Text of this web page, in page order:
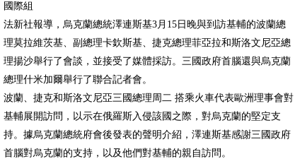
國際組
法新社報導，烏克蘭總統澤連斯基3月15日晚與到訪基輔的波蘭總
理莫拉維茨基、副總理卡欽斯基、捷克總理菲亞拉和斯洛文尼亞總
理揚沙舉行了會談，並接受了媒體採訪。三國政府首腦還與烏克蘭
總理什米加爾舉行了聯合記者會。
波蘭、捷克和斯洛文尼亞三國總理周二 搭乘火車代表歐洲理事會對
基輔展開訪問，以示在俄羅斯入侵該國之際，對烏克蘭的堅定支
持。據烏克蘭總統府會後發表的聲明介紹，澤連斯基感謝三國政府
首腦對烏克蘭的支持，以及他們對基輔的親自訪問。